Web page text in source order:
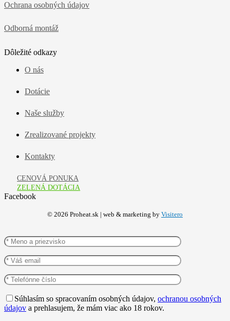
Ochrana osobných údajov
Odborná montáž
Dôležité odkazy
O nás
Dotácie
Naše služby
Zrealizované projekty
Kontakty
CENOVÁ PONUKA
ZELENÁ DOTÁCIA
Facebook
© 2026 Proheat.sk | web & marketing by Visitero
Súhlasím so spracovaním osobných údajov, ochranou osobných
údajov a prehlasujem, že mám viac ako 18 rokov.